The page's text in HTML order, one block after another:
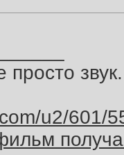
просто
u2/601/